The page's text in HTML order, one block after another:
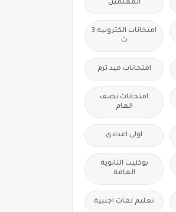
المعلمين
امتحانات الكترونيه 3
ث
امتحانات ميد ترم
امتحانات نصف
العام
اولى اعدادى
بوكليت الثانوية
العامة
تعليم لغات اجنبية